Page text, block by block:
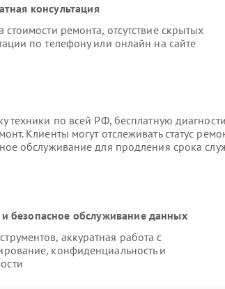
консультация
ремонта, отсутствие скрытых
по телефону или онлайн на сайте
техники по всей РФ, бесплатную
Клиенты могут отслеживать статус
обслуживание для продления срока
безопасное обслуживание данных
аккуратная работа с
конфиденциальность и